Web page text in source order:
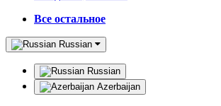
Все остальное
Russian
Russian
Azerbaijan